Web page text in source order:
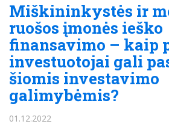
Miškininkystės ir
ruošos įmonės ieško
finansavimo – kaip
investuotojai gali
šiomis investavimo
galimybėmis?
01.12.2022